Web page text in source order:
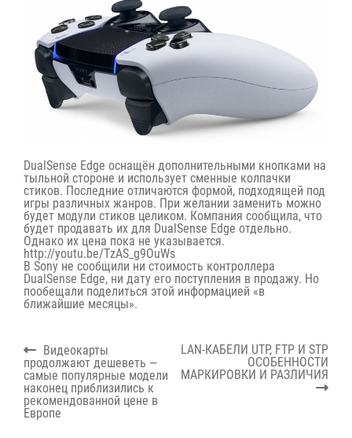
DualSense Edge оснащён дополнительными кнопками на
тыльной стороне и использует сменные колпачки
стиков. Последние отличаются формой, подходящей под
игры различных жанров. При желании заменить можно
будет модули стиков целиком. Компания сообщила, что
будет продавать их для DualSense Edge отдельно.
Однако их цена пока не указывается.
http://youtu.be/TzAS_g9OuWs
В Sony не сообщили ни стоимость контроллера
DualSense Edge, ни дату его поступления в продажу. Но
пообещали поделиться этой информацией «в
ближайшие месяцы».
Навигация
по
записям
Previous
post:
Видеокарты
продолжают дешеветь —
самые популярные модели
наконец приблизились к
рекомендованной цене в
Европе
Next
LAN-КАБЕЛИ UTP, FTP И STP
ОСОБЕННОСТИ
МАРКИРОВКИ И РАЗЛИЧИЯ